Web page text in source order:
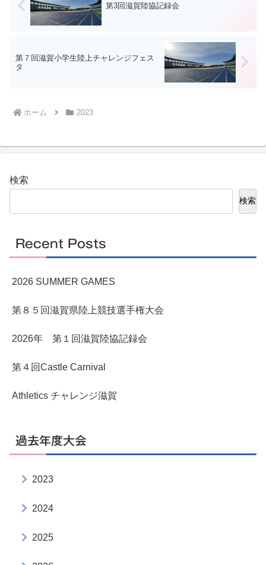
第3回滋賀陸協記録会
第７回滋賀小学生陸上チャレンジフェス
タ
ホーム 2023
検索
検索
Recent Posts
2026 SUMMER GAMES
第８５回滋賀県陸上競技選手権大会
2026年 第１回滋賀陸協記録会
第４回Castle Carnival
Athletics チャレンジ滋賀
過去年度大会
2023
2024
2025